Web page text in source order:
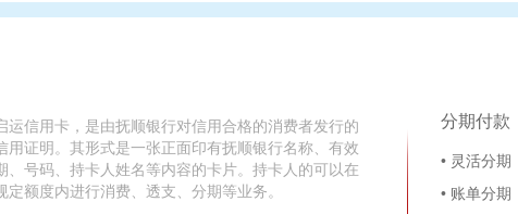
运信用卡，是由抚顺银行对信用合格的消费者发行的
用证明。其形式是一张正面印有抚顺银行名称、有效
、号码、持卡人姓名等内容的卡片。持卡人的可以在
定额度内进行消费、透支、分期等业务。
分期付款
• 灵活分期
• 账单分期